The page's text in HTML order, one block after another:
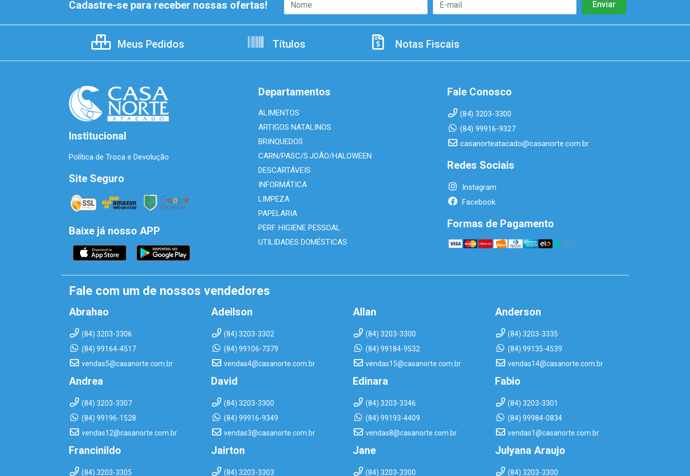
Cadastre-se para receber nossas ofertas!
Meus Pedidos Títulos Notas Fiscais
Institucional
Política de Troca e Devolução
Site Seguro
Baixe já nosso APP
Departamentos
ALIMENTOS
ARTIGOS NATALINOS
BRINQUEDOS
CARN/PASC/S.JOÃO/HALOWEEN
DESCARTÁVEIS
INFORMÁTICA
LIMPEZA
PAPELARIA
PERF. HIGIENE PESSOAL
UTILIDADES DOMÉSTICAS
Fale Conosco
(84) 3203-3300
(84) 99916-9327
casanorteatacado@casanorte.com.br
Redes Sociais
Instagram
Facebook
Formas de Pagamento
Fale com um de nossos vendedores
Abrahao
(84) 3203-3306
(84) 99164-4517
vendas5@casanorte.com.br
Adeilson
(84) 3203-3302
(84) 99106-7379
vendas4@casanorte.com.br
Allan
(84) 3203-3300
(84) 99184-9532
vendas15@casanorte.com.br
Anderson
(84) 3203-3335
(84) 99135-4539
vendas14@casanorte.com.br
Andrea
(84) 3203-3307
(84) 99196-1528
vendas12@casanorte.com.br
David
(84) 3203-3300
(84) 99916-9349
vendas3@casanorte.com.br
Edinara
(84) 3203-3346
(84) 99193-4409
vendas8@casanorte.com.br
Fabio
(84) 3203-3301
(84) 99984-0834
vendas1@casanorte.com.br
Francinildo
(84) 3203-3305
Jairton
(84) 3203-3303
Jane
(84) 3203-3300
Julyana Araujo
(84) 3203-3300